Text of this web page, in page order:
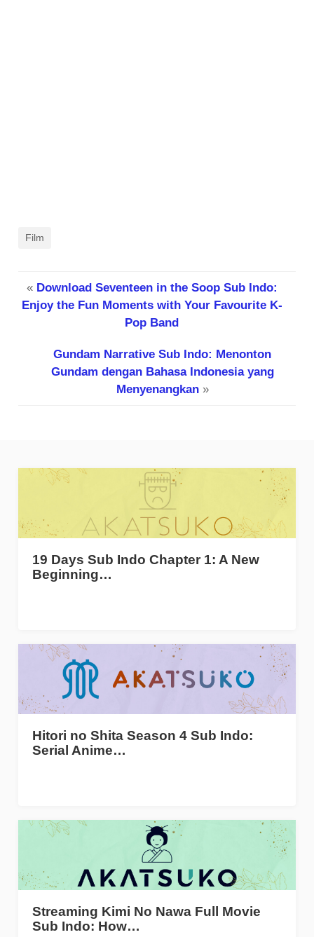
Film
« Download Seventeen in the Soop Sub Indo:
Enjoy the Fun Moments with Your Favourite K-
Pop Band
Gundam Narrative Sub Indo: Menonton
Gundam dengan Bahasa Indonesia yang
Menyenangkan»
19 Days Sub Indo Chapter 1: A New
Beginning…
Hitori no Shita Season 4 Sub Indo:
Serial Anime…
Streaming Kimi No Nawa Full Movie
Sub Indo: How…